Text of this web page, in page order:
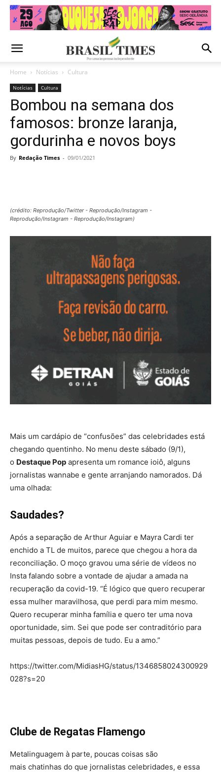
Home Notícias Cultura
Notícias Cultura
Bombou na semana dos
famosos: bronze laranja,
gordurinha e novos boys
By Redação Times - 09/01/2021
(crédito: Reprodução/Twitter - Reprodução/Instagram -
Reprodução/Instagram - Reprodução/Instagram)
Mais um cardápio de “confusões” das celebridades está
chegando quentinho. No menu deste sábado (9/1),
o Destaque Pop apresenta um romance ioiô, alguns
jornalistas wannabe e gente arranjando namorados. Dá
uma olhada:
Saudades?
Após a separação de Arthur Aguiar e Mayra Cardi ter
enchido a TL de muitos, parece que chegou a hora da
reconciliação. O moço gravou uma série de vídeos no
Insta falando sobre a vontade de ajudar a amada na
recuperação da covid-19. “É lógico que quero recuperar
essa mulher maravilhosa, que perdi para mim mesmo.
Quero recuperar minha família e quero ter uma nova
oportunidade, sim. Sei que pode ser contraditório para
muitas pessoas, depois de tudo. Eu a amo.”
https://twitter.com/MidiasHG/status/1346858024300929
028?s=20
Clube de Regatas Flamengo
Metalinguagem à parte, poucas coisas são
mais chatinhas do que jornalistas celebridades, e essa